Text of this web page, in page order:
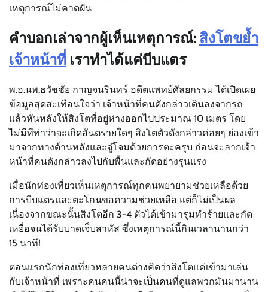
เหตุการณ์ไม่คาดฝัน
คำบอกเล่าจากผู้เห็นเหตุการณ์: สิงโตขย้ำ
เจ้าหน้าที่ เราทำได้แค่บีบแตร
พ.อ.นพ.ธวัชชัย กาญจนรินทร์ อดีตแพทย์ศัลยกรรม ได้เปิดเผย
ข้อมูลสุดสะเทือนใจว่า เจ้าหน้าที่คนดังกล่าวเดินลงจากรถ
แล้วหันหลังให้สิงโตที่อยู่ห่างออกไปประมาณ 10 เมตร โดย
ไม่มีทีท่าว่าจะเกิดอันตรายใดๆ สิงโตตัวดังกล่าวค่อยๆ ย่องเข้า
มาจากทางด้านหลังและจู่โจมด้วยการตะครุบ ก่อนจะลากเจ้า
หน้าที่คนดังกล่าวลงไปกับพื้นและกัดอย่างรุนแรง
เมื่อนักท่องเที่ยวเห็นเหตุการณ์ทุกคนพยายามช่วยเหลือด้วย
การบีบแตรและตะโกนขอความช่วยเหลือ แต่ก็ไม่เป็นผล
เนื่องจากขณะนั้นสิงโตอีก 3-4 ตัวได้เข้ามารุมทำร้ายและกัด
เหยื่อจนได้รับบาดเจ็บสาหัส ซึ่งเหตุการณ์นี้กินเวลานานกว่า
15 นาที!
ตอนแรกนักท่องเที่ยวหลายคนต่างคิดว่าสิงโตแค่เข้ามาเล่น
กับเจ้าหน้าที่ เพราะคนคนนี้น่าจะเป็นคนที่ดูแลพวกมันมานาน